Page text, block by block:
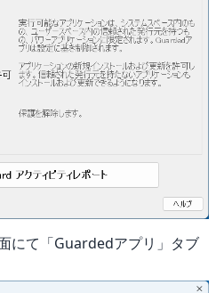
にて「Guardedアプリ」タブ